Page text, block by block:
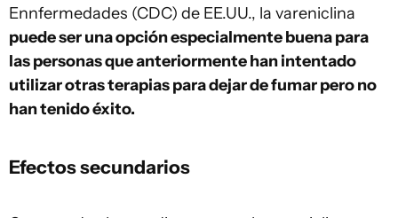
Ennfermedades (CDC) de EE.UU., la vareniclina
puede ser una opción especialmente buena para
las personas que anteriormente han intentado
utilizar otras terapias para dejar de fumar pero no
han tenido éxito.
Efectos secundarios